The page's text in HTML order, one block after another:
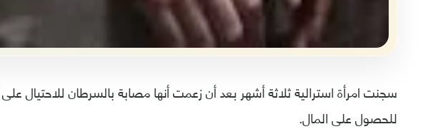
سجنت امرأة استرالية ثلاثة أشهر بعد أن زعمت أنها مصابة بالسرطان للاحتيال
للحصول على المال.